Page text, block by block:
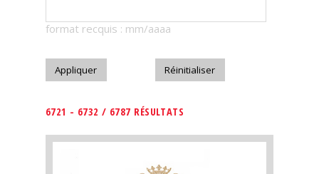
Télécharger
format recquis : mm/aaaa
6721 - 6732 / 6787 RÉSULTATS